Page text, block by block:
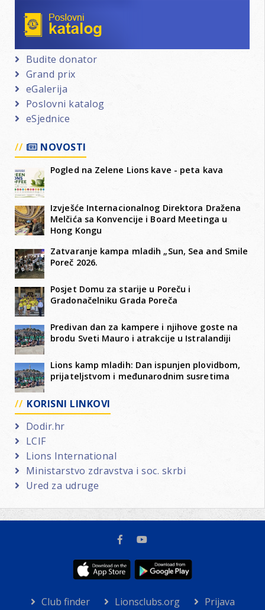
Budite donator
Grand prix
eGalerija
Poslovni katalog
eSjednice
NOVOSTI
Pogled na Zelene Lions kave - peta kava
Izvješće Internacionalnog Direktora Dražena
Melčića sa Konvencije i Board Meetinga u
Hong Kongu
Zatvaranje kampa mladih „Sun, Sea and Smile
Poreč 2026.
Posjet Domu za starije u Poreču i
Gradonačelniku Grada Poreča
Predivan dan za kampere i njihove goste na
brodu Sveti Mauro i atrakcije u Istralandiji
Lions kamp mladih: Dan ispunjen plovidbom,
prijateljstvom i međunarodnim susretima
KORISNI LINKOVI
Dodir.hr
LCIF
Lions International
Ministarstvo zdravstva i soc. skrbi
Ured za udruge
Club finder Lionsclubs.org Prijava